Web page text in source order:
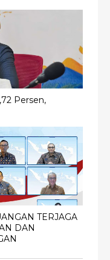
Persen,
TERJAGA
DAN